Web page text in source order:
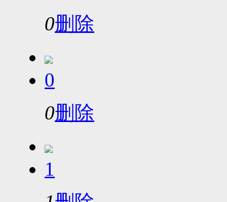
0删除
0
0删除
1